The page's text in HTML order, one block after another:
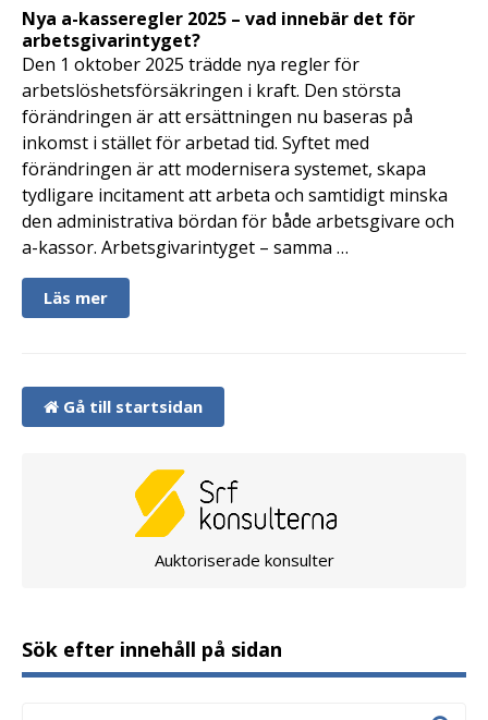
Nya a-kasseregler 2025 – vad innebär det för
arbetsgivarintyget?
Den 1 oktober 2025 trädde nya regler för
arbetslöshetsförsäkringen i kraft. Den största
förändringen är att ersättningen nu baseras på
inkomst i stället för arbetad tid. Syftet med
förändringen är att modernisera systemet, skapa
tydligare incitament att arbeta och samtidigt minska
den administrativa bördan för både arbetsgivare och
a-kassor. Arbetsgivarintyget – samma …
Läs mer
Gå till startsidan
Auktoriserade konsulter
Sök efter innehåll på sidan